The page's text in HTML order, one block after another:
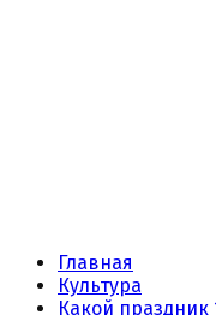
Главная
Культура
Какой праздник